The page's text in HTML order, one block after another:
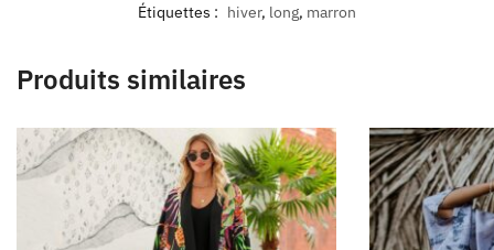
Étiquettes : hiver, long, marron
Produits similaires